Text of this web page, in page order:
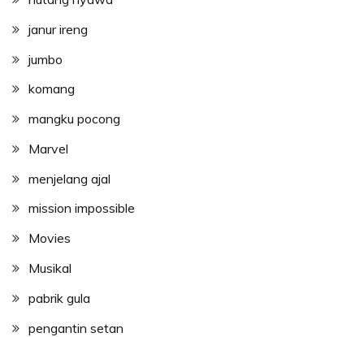
janur ireng
jumbo
komang
mangku pocong
Marvel
menjelang ajal
mission impossible
Movies
Musikal
pabrik gula
pengantin setan